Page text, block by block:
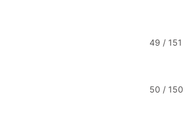
49 / 151
50 / 150